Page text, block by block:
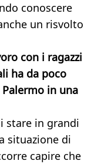
conoscere
un risvolto
con i ragazzi
ha da poco
in una
stare in grandi
situazione di
capire che